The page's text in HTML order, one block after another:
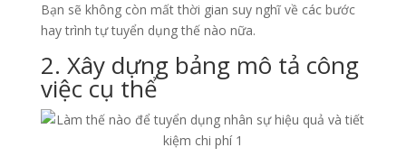
Bạn sẽ không còn mất thời gian suy nghĩ về các bước
hay trình tự tuyển dụng thế nào nữa.
2. Xây dựng bảng mô tả công
việc cụ thể